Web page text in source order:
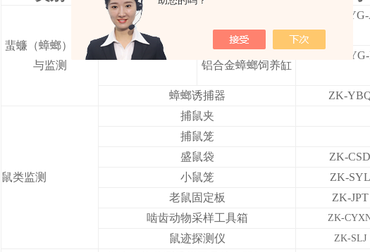
蜚蠊（蟑螂）饲养
与监测
蟑螂饲养缸
缸
ZK-SYG
铝合金蟑螂饲养缸
ZK-SYG
蟑螂诱捕器 ZK-
鼠类监测
捕鼠夹
捕鼠笼
盛鼠袋
ZK-CSD
小鼠笼
ZK-SYL
老鼠固定板
ZK-JPT
啮齿动物采样工具箱
ZK-
鼠迹探测仪 ZK-SLJ